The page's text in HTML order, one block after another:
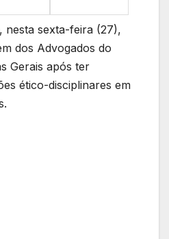
nesta sexta-feira (27),
dos Advogados do
Gerais após ter
ético-disciplinares em